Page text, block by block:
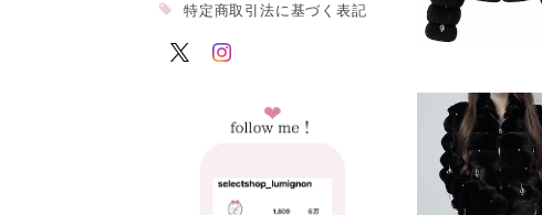
特定商取引法に基づく表記